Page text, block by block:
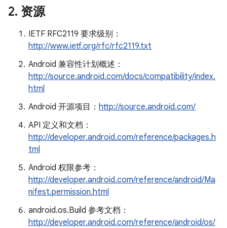
2. 资源
IETF RFC2119 要求级别：
http://www.ietf.org/rfc/rfc2119.txt
Android 兼容性计划概述：
http://source.android.com/docs/compatibility/index.
html
Android 开源项目： http://source.android.com/
API 定义和文档：
http://developer.android.com/reference/packages.h
tml
Android 权限参考：
http://developer.android.com/reference/android/Ma
nifest.permission.html
android.os.Build 参考文档：
http://developer.android.com/reference/android/os/